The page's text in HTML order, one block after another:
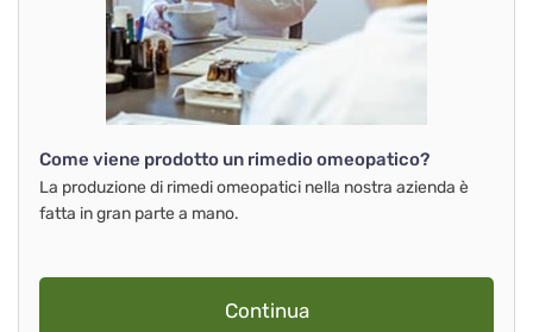
Come viene prodotto un rimedio omeopatico?
La produzione di rimedi omeopatici nella nostra azienda è
fatta in gran parte a mano.
Continua